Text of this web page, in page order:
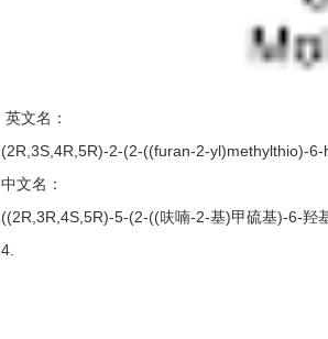
英文名：
(2R,3S,4R,5R)-2-(2-((furan-2-yl)methylthio)-
中文名：
((2R,3R,4S,5R)-5-(2-((呋喃-2-基)甲硫基)-6-羟
4.